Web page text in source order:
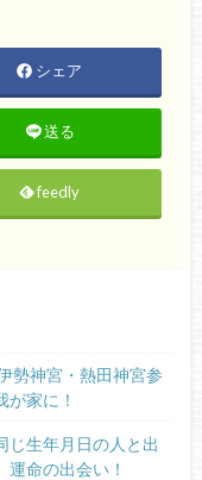
シェア
送る
feedly
勢神宮・熱田神宮参
家に！
じ生年月日の人と出
命の出会い！